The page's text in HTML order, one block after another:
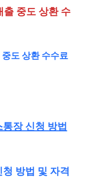
중도 상환 수
도 상환 수수료
장 신청 방법
방법 및 자격